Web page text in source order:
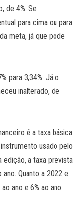
de 4%. Se
para cima ou para
meta, já que pode
para 3,34%. Já o
inalterado, de
é a taxa básica
usado pelo
edição, a taxa prevista
Quanto a 2022 e
ano e 6% ao ano.